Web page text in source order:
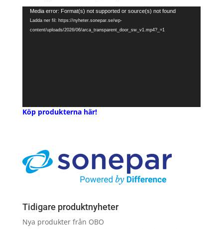
Videospelare
Media error: Format(s) not supported or source(s) not found
Ladda ner fil: https://nyheter.sonepar.se/wp-
content/uploads/2026/06/arca_transparent_door_sw_v1.mp4?_=1
Köp produkterna här!
Tidigare produktnyheter
Nya produkter från OBO